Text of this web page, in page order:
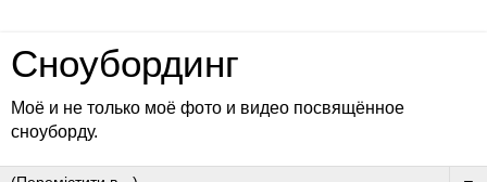
Сноубординг
Моё и не только моё фото и видео посвящённое
сноуборду.